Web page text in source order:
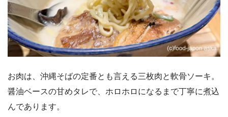
お肉は、沖縄そばの定番とも言える三枚肉と軟骨ソーキ。
醤油ベースの甘めタレで、ホロホロになるまで丁寧に煮込
んであります。